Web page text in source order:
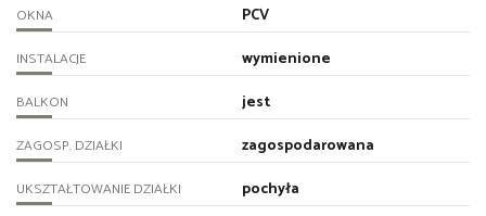
OKNA PCV
INSTALACJE wymienione
BALKON jest
ZAGOSP. DZIAŁKI zagospodarowana
UKSZTAŁTOWANIE DZIAŁKI pochyła